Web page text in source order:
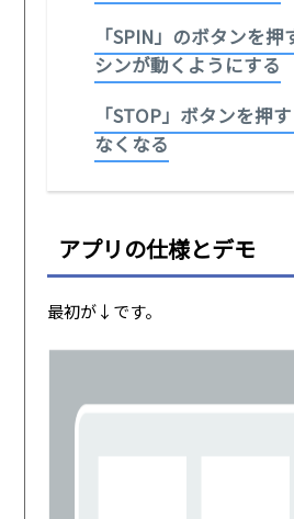
「SPIN」のボタンを
シンが動くようにする
「STOP」ボタンを押
なくなる
アプリの仕様とデモ
最初が↓です。